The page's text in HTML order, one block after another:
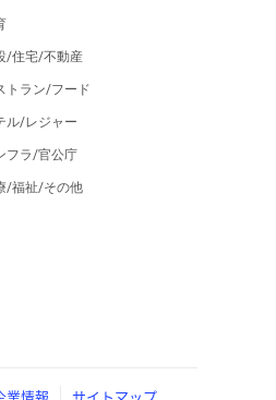
/住宅/不動産
トラン/フード
ル/レジャー
フラ/官公庁
/福祉/その他